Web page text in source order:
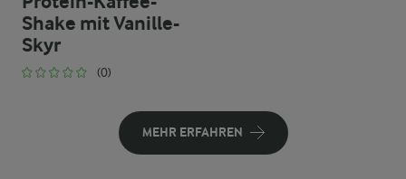
Shake mit Vanille-
Skyr
(0)
MEHR ERFAHREN